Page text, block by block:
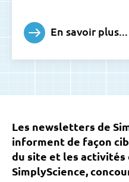
En savoir plus...
Les newsletters de
informent de façon
du site et les activités
SimplyScience,